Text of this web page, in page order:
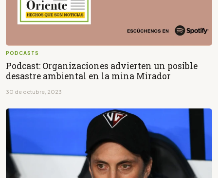
PODCASTS
Podcast: Organizaciones advierten un posible
desastre ambiental en la mina Mirador
30 de octubre, 2023